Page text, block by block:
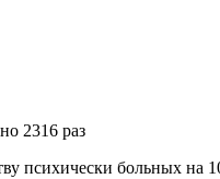
2316 раз
психически больных